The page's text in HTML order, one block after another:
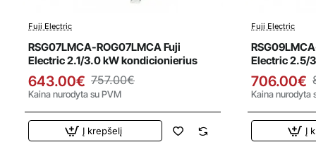
Išpardavimas
Fuji Electric
RSG07LMCA-ROG07LMCA Fuji
Electric 2.1/3.0 kW kondicionierius
643.00€ 757.00€
Kaina nurodyta su PVM
Į krepšelį
Fuji Electric
Electric 2.5/
706.00€
Kaina nurodyta
Į